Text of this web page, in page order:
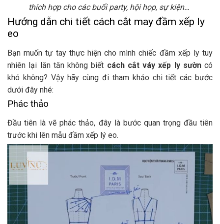
thích hợp cho các buổi party, hội họp, sự kiện…
Hướng dẫn chi tiết cách cắt may đầm xếp ly
eo
Bạn muốn tự tay thực hiện cho mình chiếc đầm xếp ly tuy
nhiên lại lăn tăn không biết cách cắt váy xếp ly sườn có
khó không? Vậy hãy cùng đi tham khảo chi tiết các bước
dưới đây nhé:
Phác thảo
Đầu tiên là vẽ phác thảo, đây là bước quan trọng đầu tiên
trước khi lên mẫu đầm xếp lý eo.